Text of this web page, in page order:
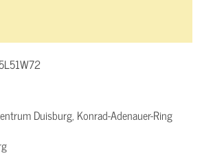
Duisburg, Konrad-Adenauer-Ring